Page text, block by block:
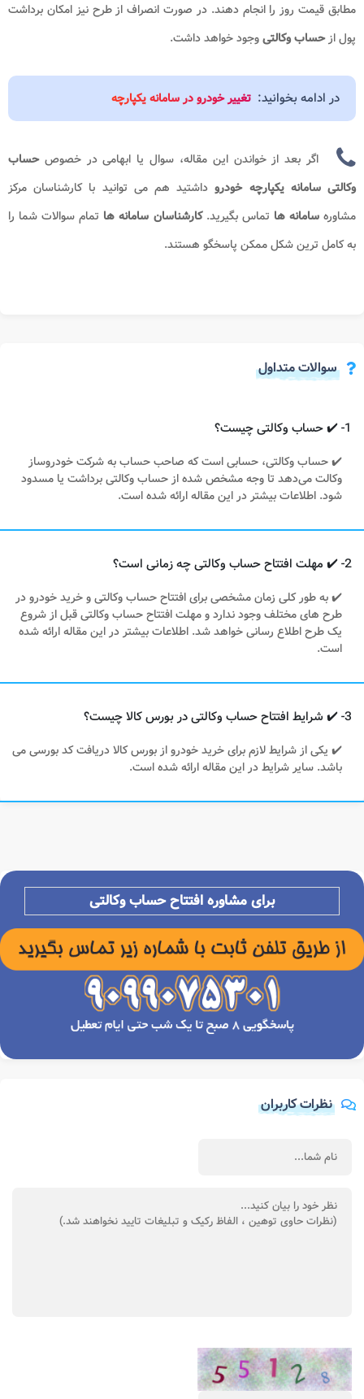
مطابق قیمت روز را انجام دهند. در صورت انصراف از طرح نیز امکان برداشت
پول ازحساب وکالتیوجود خواهد داشت.
در ادامه بخوانید: تغییر خودرو در سامانه یکپارچه
اگر بعد از خواندن این مقاله، سوال یا ابهامی در خصوص حساب
وکالتی سامانه یکپارچه خودرو داشتید هم می توانید با کارشناسان مرکز
مشاورهسامانه ها تماس بگیرید.کارشناسان سامانه ها تمام سوالات شما را
به کامل ترین شکل ممکن پاسخگو هستند.
سوالات متداول
1- ✔️ حساب وکالتی چیست؟
✔️ حساب وکالتی، حسابی است که صاحب حساب به شرکت خودروساز
وکالت می‌دهد تا وجه مشخص شده از حساب وکالتی برداشت یا مسدود
شود. اطلاعات بیشتر در این مقاله ارائه شده است.
2- ✔️ مهلت افتتاح حساب وکالتی چه زمانی است؟
✔️ به طور کلی زمان مشخصی برای افتتاح حساب وکالتی و خرید خودرو در
طرح های مختلف وجود ندارد و مهلت افتتاح حساب وکالتی قبل از شروع
یک طرح اطلاع رسانی خواهد شد. اطلاعات بیشتر در این مقاله ارائه شده
است.
3- ✔️ شرایط افتتاح حساب وکالتی در بورس کالا چیست؟
✔️ یکی از شرایط لازم برای خرید خودرو از بورس کالا دریافت کد بورسی می
باشد. سایر شرایط در این مقاله ارائه شده است.
برای مشاوره افتتاح حساب وکالتی
نظرات کاربران